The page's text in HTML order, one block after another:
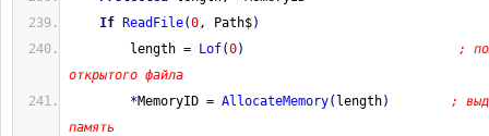
If
ReadFile(0, Path$)
length = Lof(0)
;
открытого файла
*MemoryID = AllocateMemory( length)
;
память